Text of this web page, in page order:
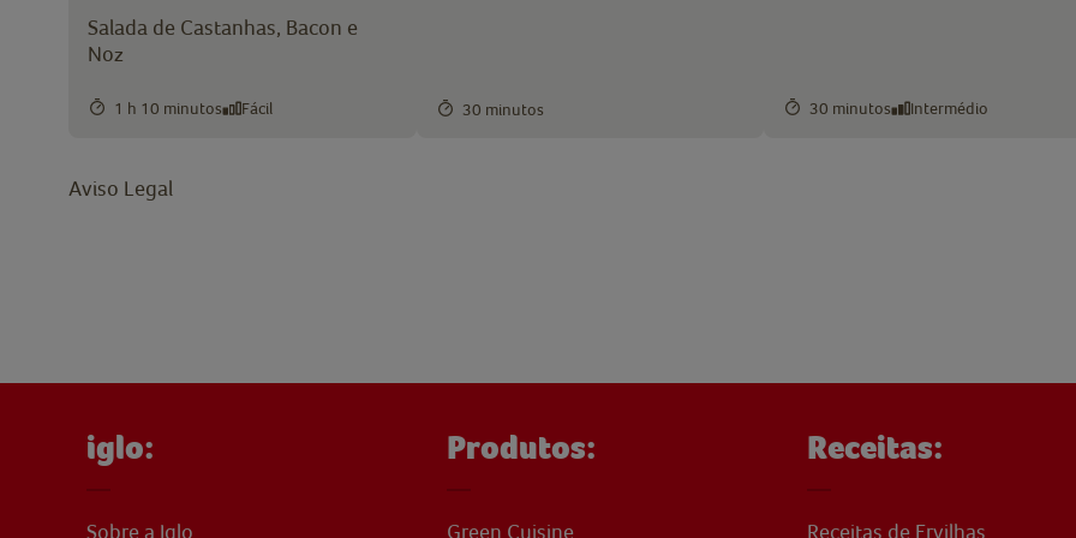
Salada de Castanhas, Bacon e
Noz
1 h 10 minutos Fácil 30 minutos 30 minutos Intermédio
Aviso Legal
iglo:
Sobre a Iglo
Produtos:
Green Cuisine
Receitas:
Receitas de Ervilhas